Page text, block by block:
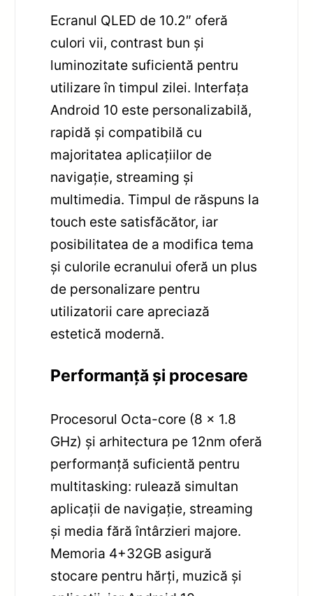
Ecranul QLED de 10.2″ oferă
culori vii, contrast bun și
luminozitate suficientă pentru
utilizare în timpul zilei. Interfața
Android 10 este personalizabilă,
rapidă și compatibilă cu
majoritatea aplicațiilor de
navigație, streaming și
multimedia. Timpul de răspuns la
touch este satisfăcător, iar
posibilitatea de a modifica tema
și culorile ecranului oferă un plus
de personalizare pentru
utilizatorii care apreciază
estetică modernă.
Performanță și procesare
Procesorul Octa-core (8 x 1.8
GHz) și arhitectura pe 12nm oferă
performanță suficientă pentru
multitasking: rulează simultan
aplicații de navigație, streaming
și media fără întârzieri majore.
Memoria 4+32GB asigură
stocare pentru hărți, muzică și